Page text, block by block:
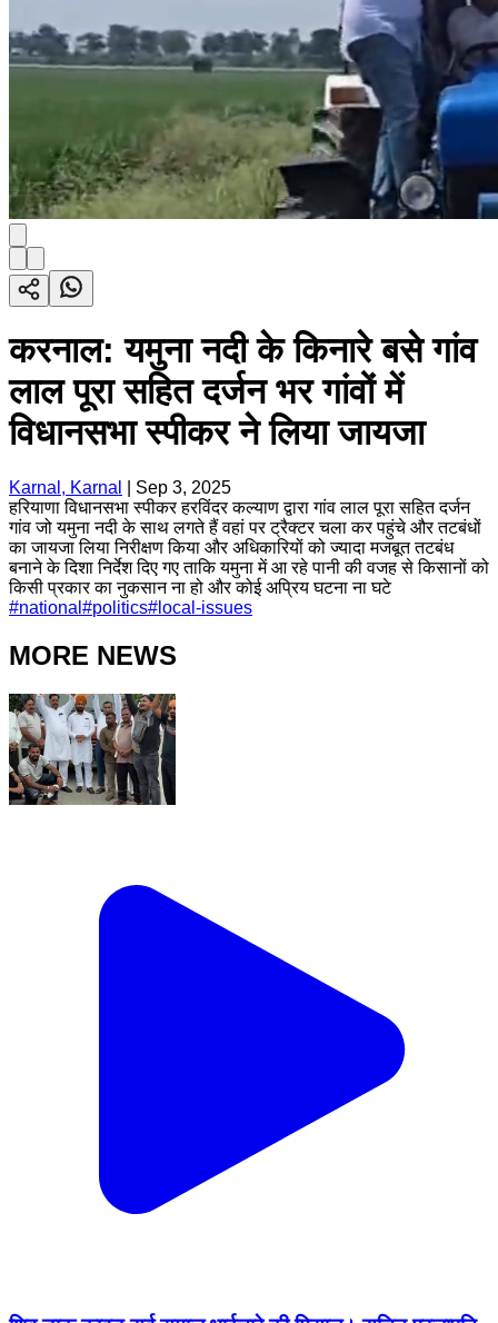
करनाल: यमुना नदी के किनारे बसे गांव
लाल पूरा सहित दर्जन भर गांवों में
विधानसभा स्पीकर ने लिया जायजा
Karnal, Karnal
Sep 3, 2025
हरियाणा विधानसभा स्पीकर हरविंदर कल्याण द्वारा गांव लाल पूरा सहित दर्जन
गांव जो यमुना नदी के साथ लगते हैं वहां पर ट्रैक्टर चला कर पहुंचे और तटबंधों
का जायजा लिया निरीक्षण किया और अधिकारियों को ज्यादा मजबूत तटबंध
बनाने के दिशा निर्देश दिए गए ताकि यमुना में आ रहे पानी की वजह से किसानों को
किसी प्रकार का नुकसान ना हो और कोई अप्रिय घटना ना घटे
#national #politics# local-issues
MORE NEWS